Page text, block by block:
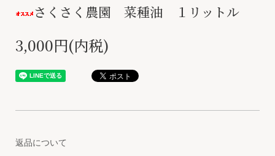
さくさく農園 菜種油 １リットル
3,000円(内税)
返品について